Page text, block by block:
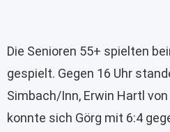
Die Senioren 55+ spielten
gespielt. Gegen 16 Uhr
Simbach/Inn, Erwin Hartl
konnte sich Görg mit 6:4